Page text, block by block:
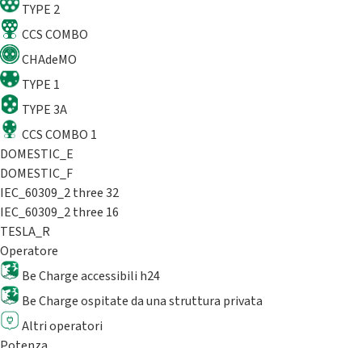
TYPE 2
CCS COMBO
CHAdeMO
TYPE 1
TYPE 3A
CCS COMBO 1
DOMESTIC_E
DOMESTIC_F
IEC_60309_2 three 32
IEC_60309_2 three 16
TESLA_R
Operatore
Be Charge accessibili h24
Be Charge ospitate da una struttura privata
Altri operatori